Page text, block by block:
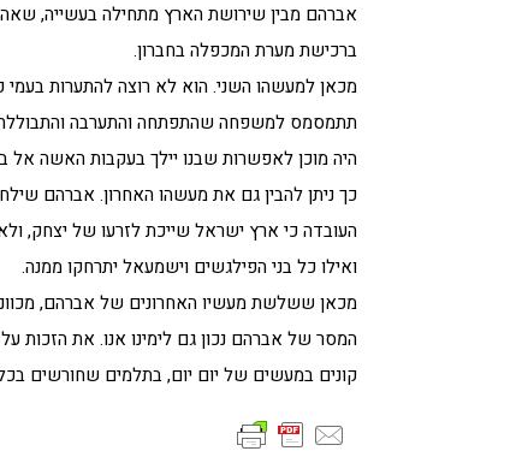
אברהם מבין שירושת הארץ מתחילה בעשייה,
ברכישת מערת המכפלה בחברון.
מכאן למעשהו השני. הוא לא רוצה להתערות
תתמסמס למשפחה שהתפתחה והתערבה
היה מוכן לאפשרות שבנו יילך בעקבות האשה
כך ניתן להבין גם את מעשהו האחרון. אברהם
העובדה כי ארץ ישראל שייכת לזרעו של יצחק,
ואילו כל בני הפילגשים וישמעאל יתרחקו ממנה.
מכאן ששלשת מעשיו האחרונים של אברהם,
המסר של אברהם נכון גם לימינו אנו. את הזכות
קונים במעשים של יום יום, בתלמים שחורשים